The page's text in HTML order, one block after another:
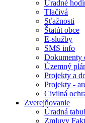
Úradné
Tlačivá
Sťažnosti
Štatút obce
E-služby
SMS info
Dokumenty
Územný
Projekty a
Projekty -
Civilná
Zverejňovanie
Úradná
Zmluvy